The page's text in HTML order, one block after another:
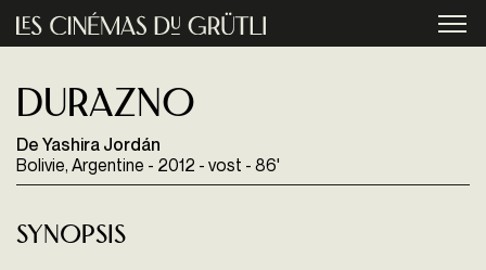
Aller au contenu principal
Durazno
De Yashira Jordán
Bolivie, Argentine - 2012 - vost - 86'
Synopsis